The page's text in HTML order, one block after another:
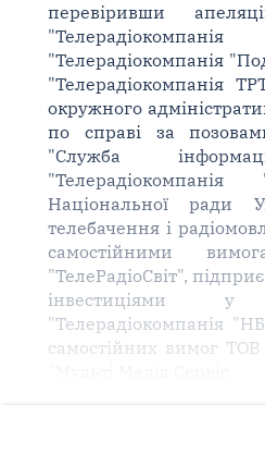
перевіривши
"Телерадіокомпанія
"Телерадіокомпанія
окружного
по справі за
"Служба
Національної ради
телебачення і
самостійними
"ТелеРадіоСвіт",
інвестиціями
"Телерадіокомпанія
самостійних вимог